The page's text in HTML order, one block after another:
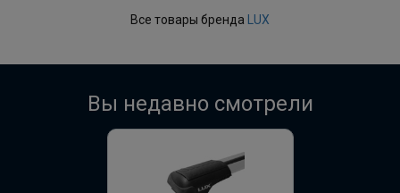
Все товары бренда LUX
Вы недавно смотрели